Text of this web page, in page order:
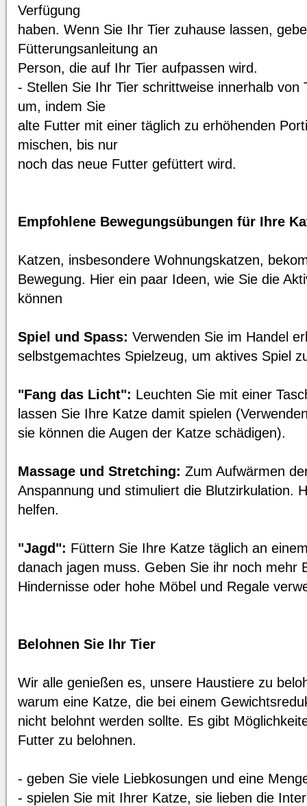
Verfügung
haben. Wenn Sie Ihr Tier zuhause lassen,
Fütterungsanleitung an
Person, die auf Ihr Tier aufpassen wird.
- Stellen Sie Ihr Tier schrittweise innerhalb von
um, indem Sie
alte Futter mit einer täglich zu erhöhenden
mischen, bis nur
noch das neue Futter gefüttert wird.
Empfohlene Bewegungsübungen für Ihre
Katzen, insbesondere Wohnungskatzen,
Bewegung. Hier ein paar Ideen, wie Sie die
können
Spiel und Spass: Verwenden Sie im Handel
selbstgemachtes Spielzeug, um aktives Spiel
"Fang das Licht": Leuchten Sie mit einer
lassen Sie Ihre Katze damit spielen
sie können die Augen der Katze schädigen).
Massage und Stretching: Zum Aufwärmen
Anspannung und stimuliert die Blutzirkulation.
helfen.
"Jagd": Füttern Sie Ihre Katze täglich an
danach jagen muss. Geben Sie ihr noch mehr
Hindernisse oder hohe Möbel und Regale
Belohnen Sie Ihr Tier
Wir alle genießen es, unsere Haustiere zu
warum eine Katze, die bei einem
nicht belohnt werden sollte. Es gibt
Futter zu belohnen.
- geben Sie viele Liebkosungen und eine
- spielen Sie mit Ihrer Katze, sie lieben die